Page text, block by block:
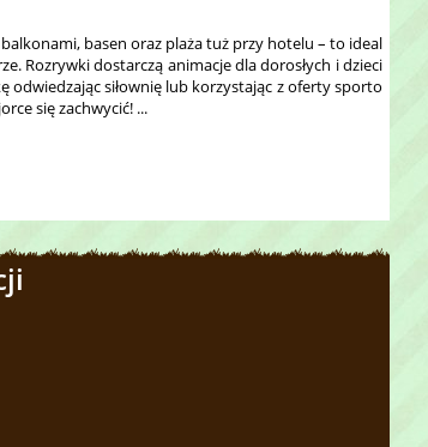
basen oraz plaża tuż przy hotelu – to ideal
Rozrywki dostarczą animacje dla dorosłych i dzieci
odwiedzając siłownię lub korzystając z oferty sporto
się zachwycić! ...